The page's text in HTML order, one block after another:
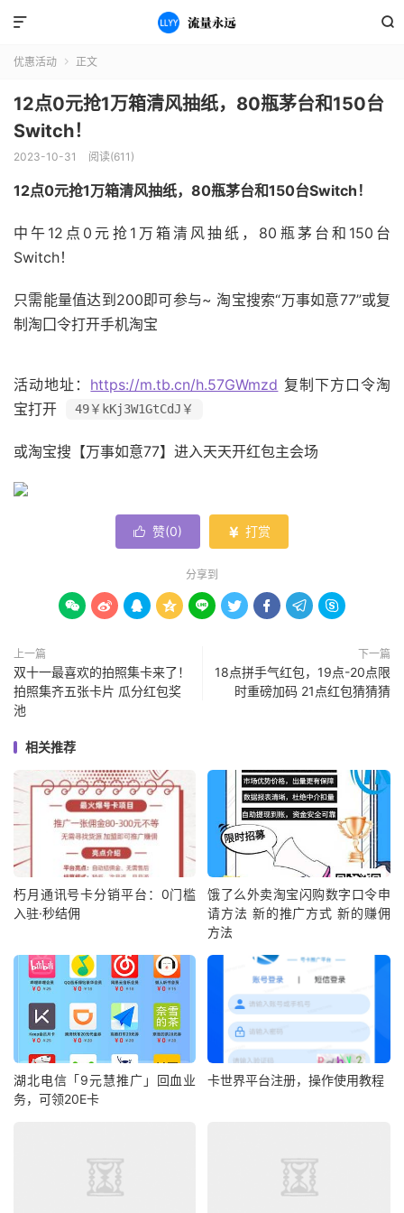


优惠活动  正文
12点0元抢1万箱清风抽纸，80瓶茅台和150台
Switch！
2023-10-31 阅读(611)
12点0元抢1万箱清风抽纸，80瓶茅台和150台Switch！
中午12点0元抢1万箱清风抽纸，80瓶茅台和150台
Switch！
只需能量值达到200即可参与~ 淘宝搜索“万事如意77”或复
制淘囗令打开手机淘宝
活动地址： https://m.tb.cn/h.57GWmzd 复制下方口令淘
宝打开
49￥kKj3W1GtCdJ￥
或淘宝搜【万事如意77】进入天天开红包主会场
 赞(0)  打赏
分享到
        
上一篇
双十一最喜欢的拍照集卡来了！
拍照集齐五张卡片 瓜分红包奖
池
下一篇
18点拼手气红包，19点-20点限
时重磅加码 21点红包猜猜猜
相关推荐
朽月通讯号卡分销平台：0门槛
入驻·秒结佣
饿了么外卖淘宝闪购数字口令申
请方法 新的推广方式 新的赚佣
方法
湖北电信「9元慧推广」回血业
务，可领20E卡
卡世界平台注册，操作使用教程